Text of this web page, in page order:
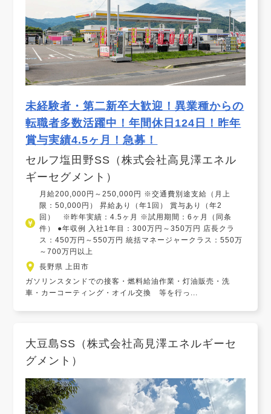
未経験者・第二新卒大歓迎！異業種からの
転職者多数活躍中！年間休日124日！昨年
賞与実績4.5ヶ月！急募！
セルフ塩田野SS（株式会社高見澤エネル
ギーセグメント）
月給200,000円～250,000円 ※交通費別途支給（月上
限：50,000円） 昇給あり（年1回） 賞与あり（年2
回） ※昨年実績：4.5ヶ月 ※試用期間：6ヶ月（同条
件） ●年収例 入社1年目：300万円～350万円 店長クラ
ス：450万円～550万円 統括マネージャークラス：550万
～700万円以上
長野県 上田市
ガソリンスタンドでの接客・燃料給油作業・灯油販売・洗
車・カーコーティング・オイル交換 等を行っ...
大豆島SS（株式会社高見澤エネルギーセ
グメント）